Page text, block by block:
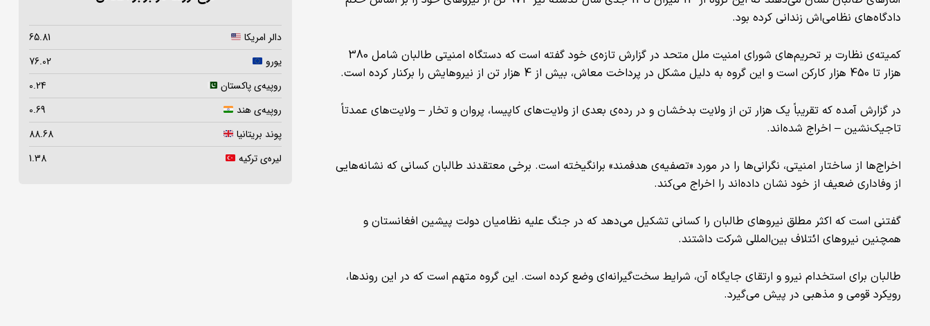
دادگاه‌های نظامی‌اش زندانی کرده بود.
کمیته‌ی نظارت بر تحریم‌های شورای امنیت ملل متحد در گزارش تازه‌ی خود گفته است که دستگاه امنیتی طالبان شامل 380
هزار تا 450 هزار کارکن است و این گروه به دلیل مشکل در پرداخت معاش، بیش از 4 هزار تن از نیروهایش را برکنار کرده است.
در گزارش آمده که تقریباً یک هزار تن از ولایت بدخشان و در رده‌ی بعدی از ولایت‌های کاپیسا، پروان و تخار – ولایت‌های عمدتاً
تاجیک‌نشین – اخراج شده‌اند.
اخراج‌ها از ساختار امنیتی، نگرانی‌ها را در مورد «تصفیه‌ی هدفمند» برانگیخته است. برخی معتقدند طالبان کسانی که نشانه‌هایی
از وفاداری ضعیف از خود نشان داده‌اند را اخراج می‌کند.
گفتنی است که اکثر مطلق نیروهای طالبان را کسانی تشکیل می‌دهد که در جنگ علیه نظامیان دولت پیشین افغانستان و
همچنین نیروهای ائتلاف بین‌المللی شرکت داشتند.
طالبان برای استخدام نیرو و ارتقای جایگاه آن‌، شرایط سخت‌گیرانه‌ای وضع کرده است. این گروه متهم است که در این روندها،
رویکرد قومی و مذهبی در پیش می‌گیرد.
دالر امریکا
65.81
یورو
76.02
روپیه‌ی پاکستان
0.24
روپیه‌ی هند
0.69
پوند بریتانیا
88.68
لیره‌ی ترکیه
1.38